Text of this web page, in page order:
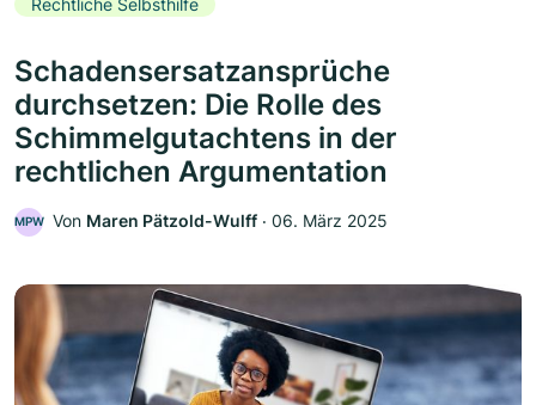
Schadensersatzansprüche
durchsetzen: Die Rolle des
Schimmelgutachtens in der
rechtlichen Argumentation
MPW Von Maren Pätzold-Wulff ‧ 06. März 2025